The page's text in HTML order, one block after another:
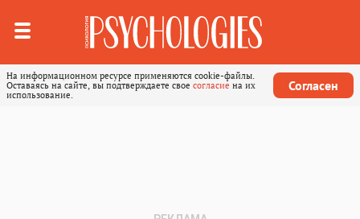
На информационном ресурсе применяются cookie-файлы.
Оставаясь на сайте, вы подтверждаете свое согласие на их
использование.
Согласен